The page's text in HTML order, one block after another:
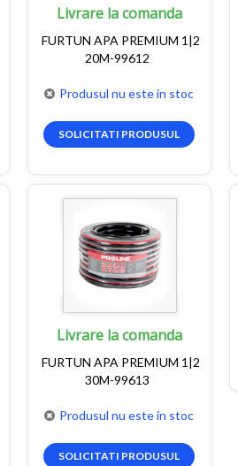
Livrare la comanda
FURTUN APA PREMIUM 1|2
20M-99612
Produsul nu este in stoc
SOLICITATI PRODUSUL
Livrare la comanda
FURTUN APA PREMIUM 1|2
30M-99613
Produsul nu este in stoc
SOLICITATI PRODUSUL